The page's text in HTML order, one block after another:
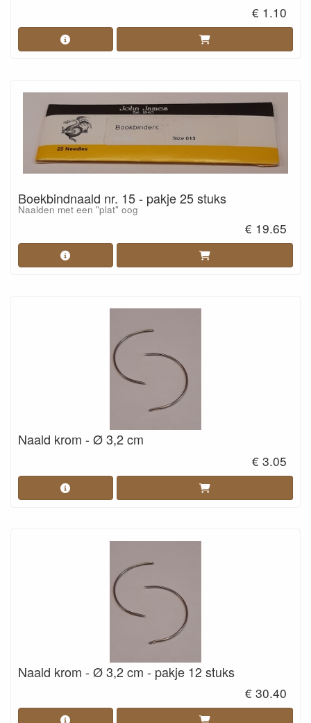
€ 1.10
Boekbindnaald nr. 15 - pakje 25 stuks
Naalden met een "plat" oog
€ 19.65
Naald krom - Ø 3,2 cm
€ 3.05
Naald krom - Ø 3,2 cm - pakje 12 stuks
€ 30.40